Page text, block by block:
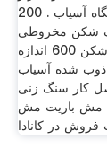
مش بالا دستگاه آسیاب . 200
شکن مخروطی
سنگ سنگ شکن 600 اندازه
شده آسیاب
کار سنگ زنی
بوکسیت تا 100 مش باریت مش
فروش در کانادا